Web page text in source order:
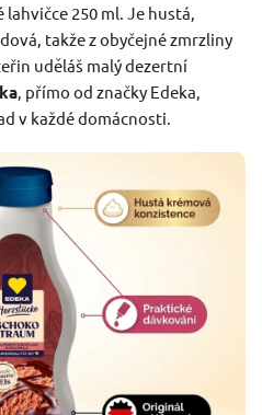
lahvičce 250 ml. Je hustá,
takže z obyčejné zmrzliny
uděláš malý dezertní
, přímo od značky Edeka,
v každé domácnosti.